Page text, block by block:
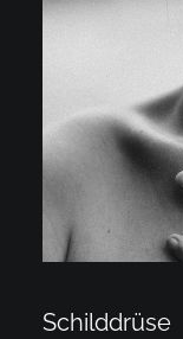
Schilddrüse